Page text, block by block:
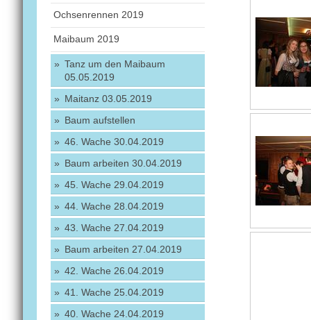
Ochsenrennen 2019
Maibaum 2019
Tanz um den Maibaum
05.05.2019
Maitanz 03.05.2019
Baum aufstellen
46. Wache 30.04.2019
Baum arbeiten 30.04.2019
45. Wache 29.04.2019
44. Wache 28.04.2019
43. Wache 27.04.2019
Baum arbeiten 27.04.2019
42. Wache 26.04.2019
41. Wache 25.04.2019
40. Wache 24.04.2019